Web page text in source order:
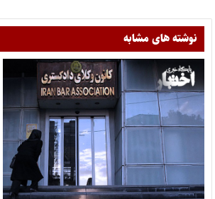
نوشته های مشابه